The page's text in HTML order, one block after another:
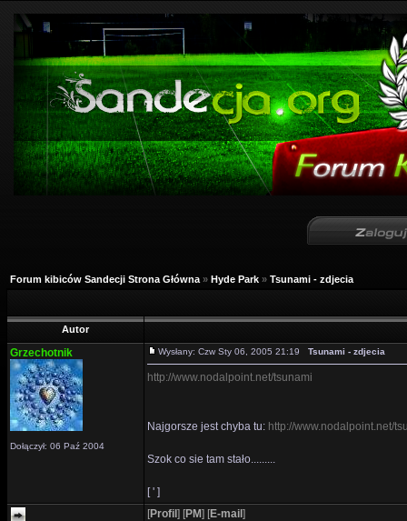
Forum kibiców Sandecji Strona Główna » Hyde Park » Tsunami - zdjecia
Autor
Grzechotnik
Dołączył: 06 Paź 2004
Wysłany: Czw Sty 06, 2005 21:19 Tsunami - zdjecia
http://www.nodalpoint.net/tsunami
Najgorsze jest chyba tu: http://www.nodalpoint.net/
Szok co sie tam stało.........
[ ' ]
[Profil ] [PM] [E-mail ]